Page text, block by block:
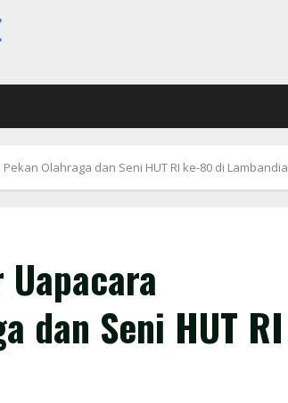
Olahraga dan Seni HUT RI ke-80 di Lambandia
dan Seni HUT RI